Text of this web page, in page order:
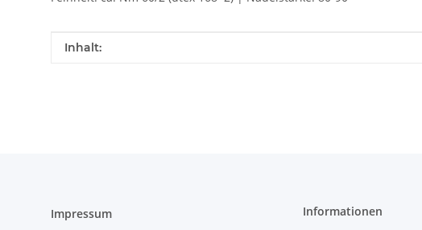
Produkteigenschaft
Wert
Inhalt:
Impressum
Informationen